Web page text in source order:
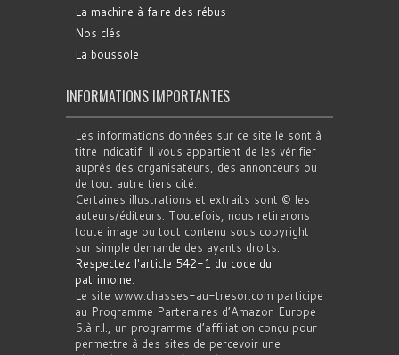
La machine à faire des rébus
Nos clés
La boussole
INFORMATIONS IMPORTANTES
Les informations données sur ce site le sont à
titre indicatif. Il vous appartient de les vérifier
auprès des organisateurs, des annonceurs ou
de tout autre tiers cité.
Certaines illustrations et extraits sont © les
auteurs/éditeurs. Toutefois, nous retirerons
toute image ou tout contenu sous copyright
sur simple demande des ayants droits.
Respectez l'article 542-1 du code du
patrimoine.
Le site www.chasses-au-tresor.com participe
au Programme Partenaires d’Amazon Europe
S.à r.l., un programme d’affiliation conçu pour
permettre à des sites de percevoir une